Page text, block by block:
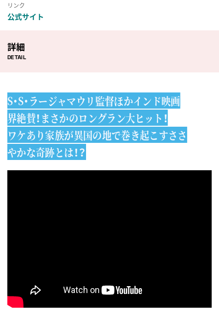
リンク
公式サイト
詳細
DETAIL
S・S・ラージャマウリ監督ほかインド映画
界絶賛！まさかのロングラン大ヒット！
ワケあり家族が異国の地で巻き起こすささ
やかな奇跡とは！？